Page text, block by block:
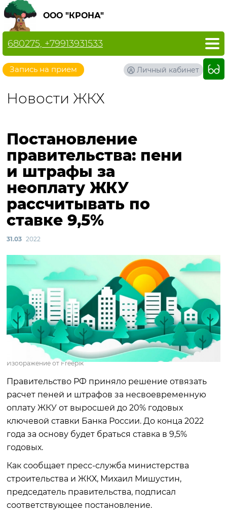
ООО "КРОНА"
Запись на прием
680275, +79913931533
Личный кабинет
Новости ЖКХ
Постановление
правительства: пени
и штрафы за
неоплату ЖКУ
рассчитывать по
ставке 9,5%
31.03 2022
Изображение от Freepik
Правительство РФ приняло решение отвязать
расчет пеней и штрафов за несвоевременную
оплату ЖКУ от выросшей до 20% годовых
ключевой ставки Банка России. До конца 2022
года за основу будет браться ставка в 9,5%
годовых.
Как сообщает пресс-служба министерства
строительства и ЖКХ, Михаил Мишустин,
председатель правительства, подписал
соответствующее постановление.